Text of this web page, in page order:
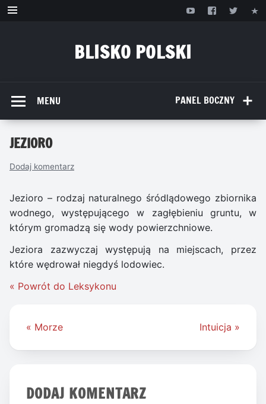
Przejdź
BLISKO POLSKI
PANEL BOCZNY
MENU
JEZIORO
Dodaj komentarz
Jezioro – rodzaj naturalnego śródlądowego zbiornika
wodnego, występującego w zagłębieniu gruntu, w
którym gromadzą się wody powierzchniowe.
Jeziora zazwyczaj występują na miejscach, przez
które wędrował niegdyś lodowiec.
« Powrót do Leksykonu
Nawigacja
« Morze Intuicja »
DODAJ KOMENTARZ